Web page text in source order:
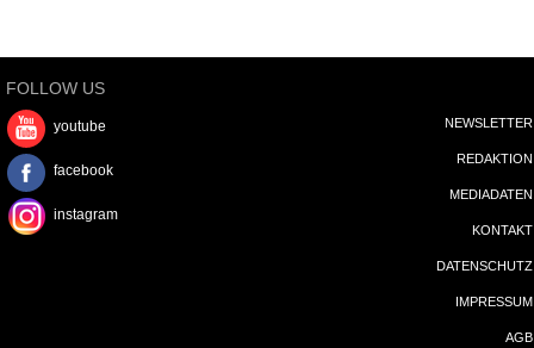
FOLLOW US
youtube
facebook
instagram
NEWSLETTER
REDAKTION
MEDIADATEN
KONTAKT
DATENSCHUTZ
IMPRESSUM
AGB